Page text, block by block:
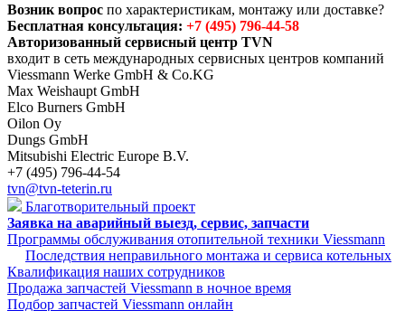
Возник вопрос по характеристикам, монтажу или доставке?
Бесплатная консультация: +7 (495) 796-44-58
Авторизованный сервисный центр TVN
входит в сеть международных сервисных центров компаний
Viessmann Werke GmbH & Co.KG
Max Weishaupt GmbH
Elco Burners GmbH
Oilon Oy
Dungs GmbH
Mitsubishi Electric Europe B.V.
+7 (495) 796-44-54
tvn@tvn-teterin.ru
Благотворительный проект
Заявка на аварийный выезд, сервис, запчасти
Программы обслуживания отопительной техники Viessmann
Последствия неправильного монтажа и сервиса котельных
Квалификация наших сотрудников
Продажа запчастей Viessmann в ночное время
Подбор запчастей Viessmann онлайн